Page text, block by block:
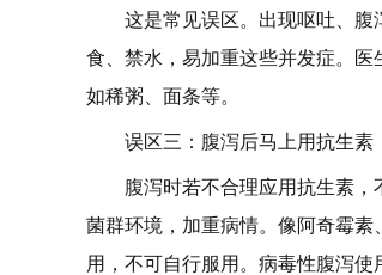
这是常见误区。出现呕吐、
食、禁水，易加重这些并发症。
如稀粥、面条等。
误区三：腹泻后马上用抗生素
腹泻时若不合理应用抗生素
菌群环境，加重病情。像阿奇霉
用，不可自行服用。病毒性腹泻使